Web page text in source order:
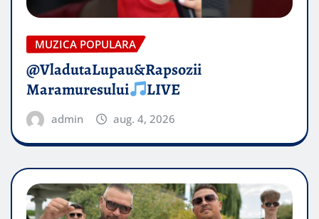
MUZICA POPULARA
@VladutaLupau&Rapsozii
Maramuresului
LIVE
admin aug. 4, 2026